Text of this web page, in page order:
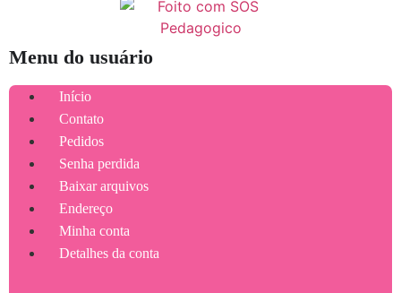
Menu do usuário
Início
Contato
Pedidos
Senha perdida
Baixar arquivos
Endereço
Minha conta
Detalhes da conta